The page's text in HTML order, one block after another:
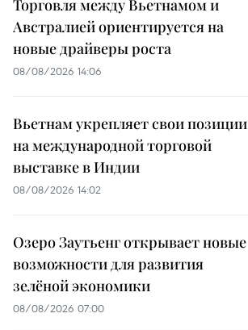
Торговля между Вьетнамом и
Австралией ориентируется на
новые драйверы роста
08/08/2026 14:06
Вьетнам укрепляет свои позиции
на международной торговой
выставке в Индии
08/08/2026 14:02
Озеро Заутьенг открывает новые
возможности для развития
зелёной экономики
08/08/2026 07:00